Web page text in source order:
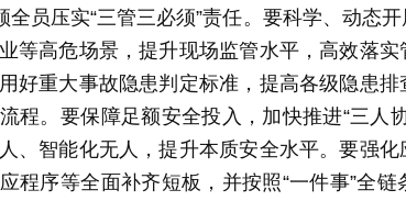
全员压实“三管三必须”责任。要科学、动态
等高危场景，提升现场监管水平，高效落
好重大事故隐患判定标准，提高各级隐患
程。要保障足额安全投入，加快推进“三人
、智能化无人，提升本质安全水平。要强
程序等全面补齐短板，并按照“一件事”全